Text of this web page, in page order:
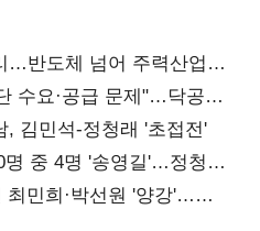
…반도체 넘어 주력산업
수요·공급 문제"…닥공
김민석-정청래 '초접전'
중 4명 '송영길'…정청래
민희·박선원 '양강'…